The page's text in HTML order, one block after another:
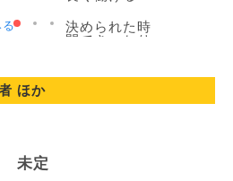
決められた時
間できっちり
る
ほか
未定